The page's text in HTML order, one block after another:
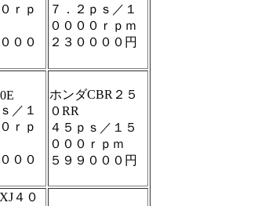
ｒｐ
００
７．２ｐｓ／１
００００ｒｐｍ
２３００００円
／１
ｒｐ
００
ホンダCBR２５
０RR
４５ｐｓ／１５
０００ｒｐｍ
５９９０００円
４０